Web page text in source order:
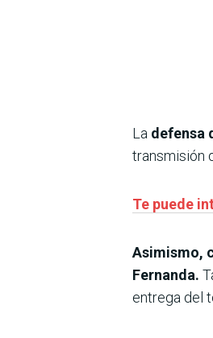
La defensa
transmisión
Te puede
Asimismo,
Fernanda.
entrega del